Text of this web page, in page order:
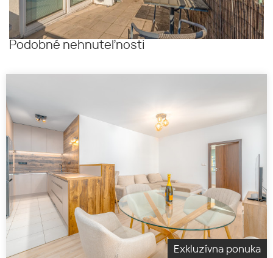
Podobné nehnuteľnosti
Exkluzívna ponuka